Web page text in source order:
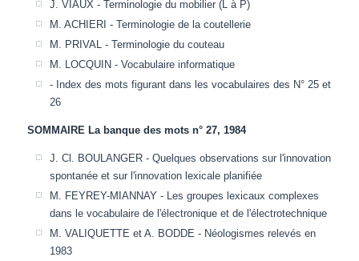
J. VIAUX - Terminologie du mobilier (L à P)
M. ACHIERI - Terminologie de la coutellerie
M. PRIVAL - Terminologie du couteau
M. LOCQUIN - Vocabulaire informatique
- Index des mots figurant dans les vocabulaires des N° 25 et
26
SOMMAIRE La banque des mots n° 27, 1984
J. Cl. BOULANGER - Quelques observations sur l'innovation
spontanée et sur l'innovation lexicale planifiée
M. FEYREY-MIANNAY - Les groupes lexicaux complexes
dans le vocabulaire de l'électronique et de l'électrotechnique
M. VALIQUETTE et A. BODDE - Néologismes relevés en
1983